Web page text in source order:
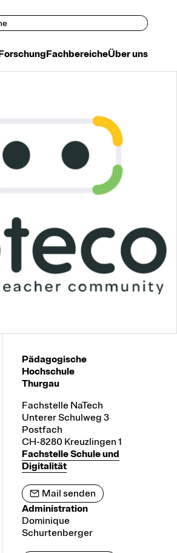
FachbereicheÜber uns
Suchen
Pädagogische
Hochschule
Thurgau
Fachstelle NaTech
Unterer Schulweg 3
Postfach
CH-8280 Kreuzlingen 1
Fachstelle Schule und
Digitalität
Mail senden
Administration
Dominique
Schurtenberger